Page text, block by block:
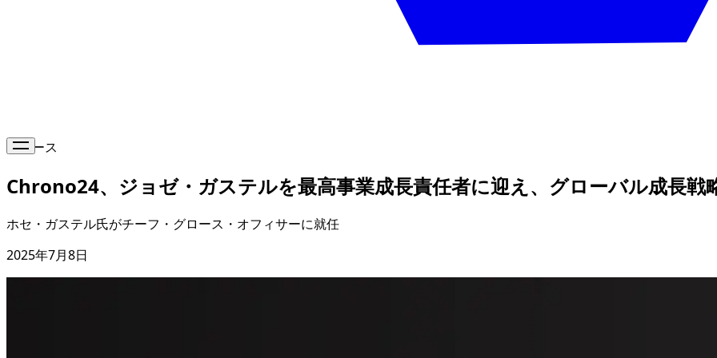
ニュース
Chrono24、ジョゼ・ガステルを最高事業成長責任者に迎え、グローバル成長戦
ホセ・ガステル氏がチーフ・グロース・オフィサーに就任
2025年7月8日